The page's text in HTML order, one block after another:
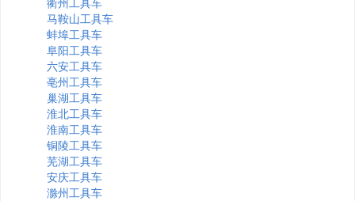
衢州工具车
马鞍山工具车
蚌埠工具车
阜阳工具车
六安工具车
亳州工具车
巢湖工具车
淮北工具车
淮南工具车
铜陵工具车
芜湖工具车
安庆工具车
滁州工具车